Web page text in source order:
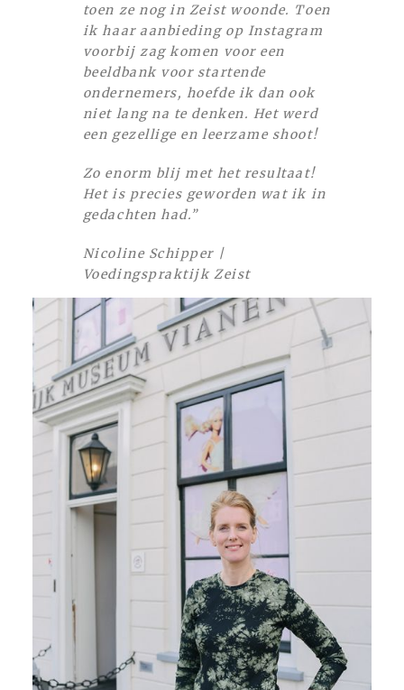
toen ze nog in Zeist woonde. Toen
ik haar aanbieding op Instagram
voorbij zag komen voor een
beeldbank voor startende
ondernemers, hoefde ik dan ook
niet lang na te denken. Het werd
een gezellige en leerzame shoot!
Zo enorm blij met het resultaat!
Het is precies geworden wat ik in
gedachten had.”
Nicoline Schipper |
Voedingspraktijk Zeist